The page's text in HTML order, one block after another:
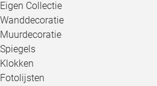
Eigen Collectie
Wanddecoratie
Muurdecoratie
Spiegels
Klokken
Fotolijsten